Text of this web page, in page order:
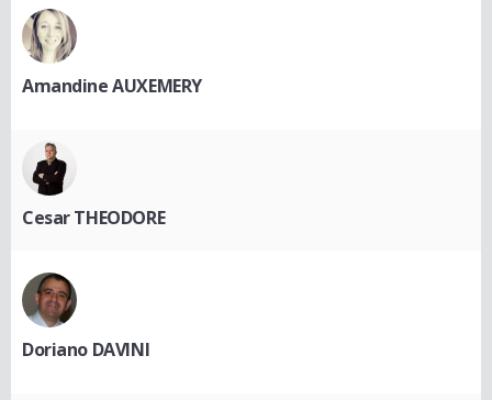
Amandine AUXEMERY
Cesar THEODORE
Doriano DAVINI